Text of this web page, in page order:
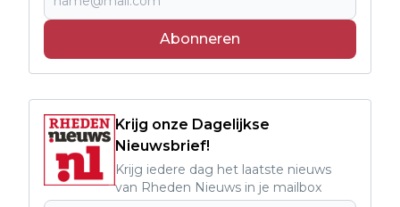
Abonneren
Krijg onze Dagelijkse
Nieuwsbrief!
Krijg iedere dag het laatste nieuws
van Rheden Nieuws in je mailbox